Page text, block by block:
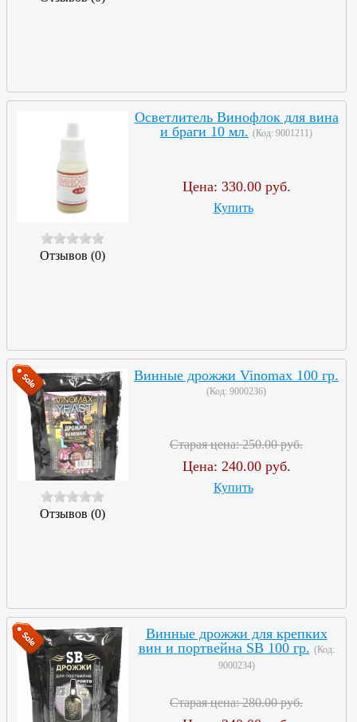
Отзывов (0)
Осветлитель Винофлок для вина
и браги 10 мл. (Код: 9001211)
Цена: 330.00 руб.
Купить
Отзывов (0)
Винные дрожжи Vinomax 100 гр.
(Код: 9000236)
Старая цена:250.00 руб.
Цена: 240.00 руб.
Купить
Винные дрожжи для крепких
вин и портвейна SB 100 гр. (Код:
9000234)
Старая цена:280.00 руб.